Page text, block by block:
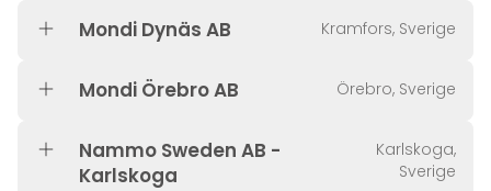
Mondi Dynäs AB Kramfors, Sverige
Mondi Örebro AB Örebro, Sverige
Nammo Sweden AB -
Karlskoga
Karlskoga,
Sverige